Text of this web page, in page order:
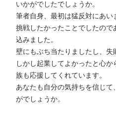
いかがでしたでしょうか。
筆者自身、最初は猛反対にあい
挑戦したかったことでしたの
込みました。
壁にもぶち当たりましたし、失
しかし起業してよかったと心
族も応援してくれています。
あなたも自分の気持ちを信じ
がでしょうか。